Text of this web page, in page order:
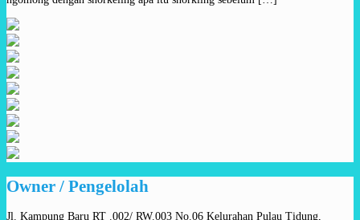
Owner / Pengelolah
Jl. Kampung Baru RT .002/ RW.003 No.06 Kelurahan Pulau Tidung,